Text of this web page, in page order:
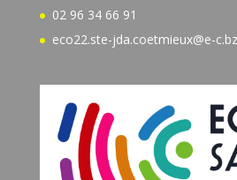
02 96 34 66 91
eco22.ste-jda.coetmieux@e-